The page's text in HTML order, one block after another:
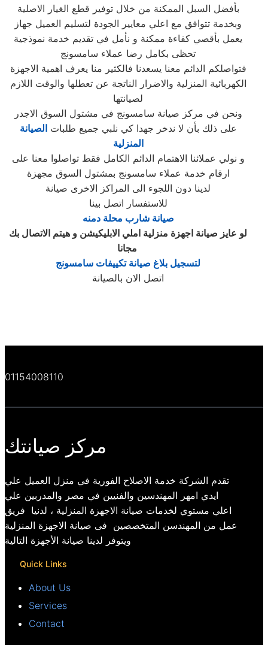
بأفضل السبل الممكنة من خلال توفير قطع الغيار الاصلية
وبخدمة تتوافق مع اعلي معايير الجودة لتسليم العميل جهاز
يعمل بأقصي كفاءة ممكنة و نأمل في تقديم خدمة نموذجية
تحظى بكامل رضا عملاء سامسونج
فتواصلكم الدائم معنا يسعدنا فالكثير منا يعرف اهمية الاجهزة
الكهربائية المنزلية والاضرار الناتجة عن تعطلها والوقت اللازم
لصيانتها
ونحن في مركز صيانة سامسونج في مشتول السوق‏ الاجدر
على ذلك بأن لا ندخر جهدا كي نلبي جميع طلباتالصيانة
المنزلية
و نولي عملائنا الاهتمام الدائم الكامل فقط تواصلوا معنا على
ارقام خدمة عملاء سامسونج بمشتول السوق‏ مجهزة
لدينا دون اللجوء الى المراكز الاخرى صيانة
للاستفسار اتصل بينا
صيانة شارب محلة دمنه
لو عايز صيانة اجهزة منزلية املي الابليكيشن و هيتم الاتصال بك
مجانا
لتسجيل بلاغ صيانة تكييفات سامسونج
اتصل الان بالصيانة
01154008110
مركز صيانتك
تقدم الشركة خدمة الاصلاح الفورية في منزل العميل علي
ايدي امهر المهندسين والفنيين في مصر والمدربين علي
اعلي مستوي لخدمات صيانة الاجهزة المنزلية ، لدنيا فريق
عمل من المهندسن المتخصصين فى صيانة الاجهزة المنزلية
ويتوفر لدينا صيانة الأجهزة التالية
Quick Links
About Us
Services
Contact